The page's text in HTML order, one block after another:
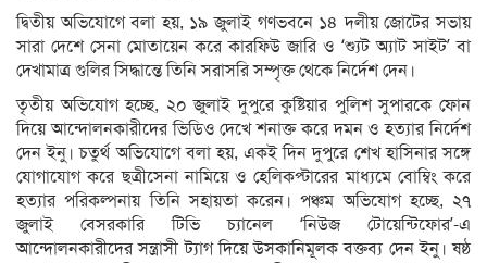
দ্বিতীয় অভিযোগে বলা হয়, ১৯ জুলাই গণভবনে ১৪ দলীয় জোটের সভায়
সারা দেশে সেনা মোতায়েন করে কারফিউ জারি ও ‘শ্যুট অ্যাট সাইট’ বা
দেখামাত্র গুলির সিদ্ধান্তে তিনি সরাসরি সম্পৃক্ত থেকে নির্দেশ দেন।
তৃতীয় অভিযোগ হচ্ছে, ২০ জুলাই দুপুরে কুষ্টিয়ার পুলিশ সুপারকে ফোন
দিয়ে আন্দোলনকারীদের ভিডিও দেখে শনাক্ত করে দমন ও হত্যার নির্দেশ
দেন ইনু। চতুর্থ অভিযোগে বলা হয়, একই দিন দুপুরে শেখ হাসিনার সঙ্গে
যোগাযোগ করে ছত্রীসেনা নামিয়ে ও হেলিকপ্টারের মাধ্যমে বোম্বিং করে
হত্যার পরিকল্পনায় তিনি সহায়তা করেন। পঞ্চম অভিযোগ হচ্ছে, ২৭
জুলাই বেসরকারি টিভি চ্যানেল ‘নিউজ টোয়েন্টিফোর’-এ
আন্দোলনকারীদের সন্ত্রাসী ট্যাগ দিয়ে উসকানিমূলক বক্তব্য দেন ইনু। ষষ্ঠ